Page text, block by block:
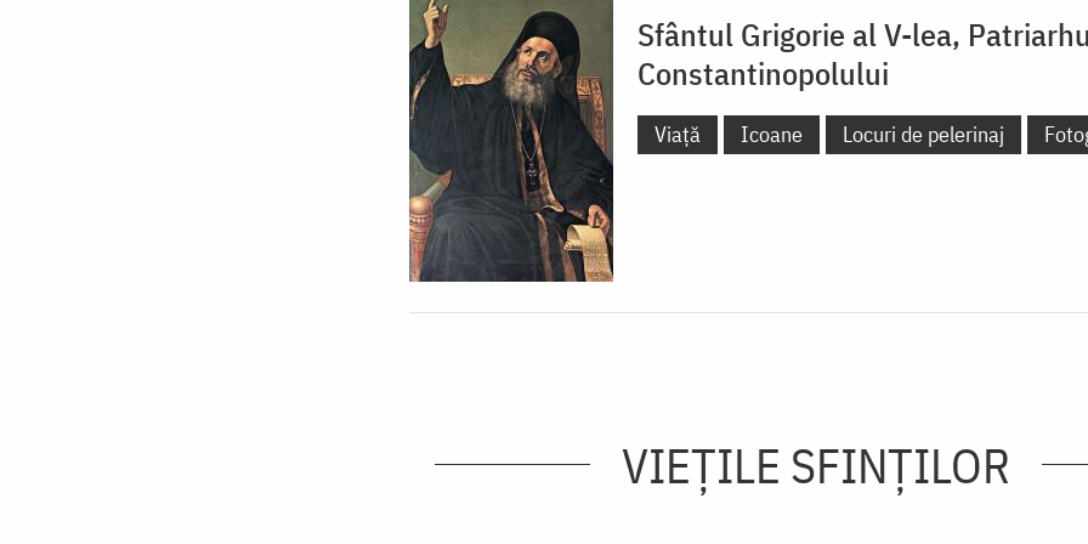
Sfântul Grigorie al V-lea,
Constantinopolului
Viață Icoane Locuri de pelerinaj
VIEŢILE SFINŢILOR